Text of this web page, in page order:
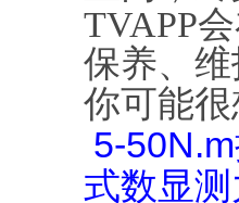
TVAPP
保养、维
你可能
5-
式数显